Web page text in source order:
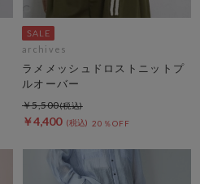
archives
ラメメッシュドロストニットプ
ルオーバー
￥4,400 20％OFF
￥5,500